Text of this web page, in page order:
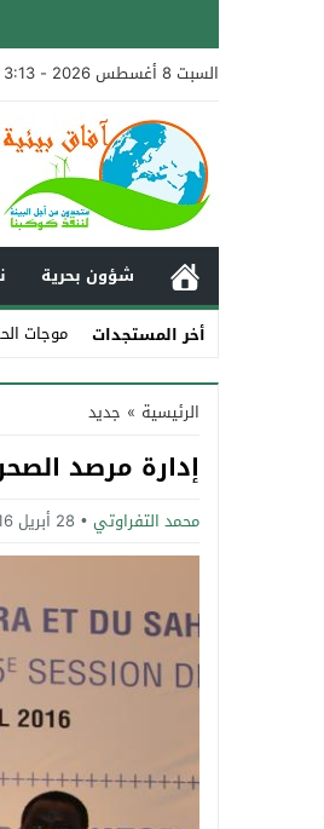
السبت 8 أغسطس 2026 - 3:13 صباحًا
شؤون بحرية
أخر المستجدات
موجات
Stop
Next
الرئيسية » جديد
إدارة مرصد
محمد التفراوتي 28 أبريل 2016